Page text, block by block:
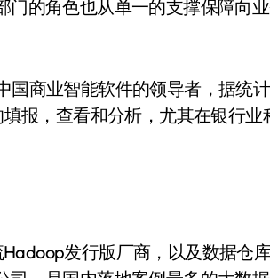
门的角色也从单一的支撑保障向
国商业智能软件的领导者，据统
报，查看和分析，尤其在银行业
发行版厂商，以及数据仓